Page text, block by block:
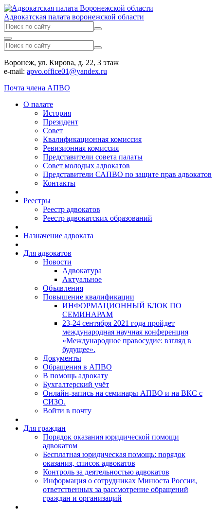
Адвокатская палата воронежской области
Воронеж, ул. Кирова, д. 22, 3 этаж
e-mail: apvo.office01@yandex.ru
Почта члена АПВО
О палате
История
Президент
Совет
Квалификационная комиссия
Ревизионная комиссия
Представители совета палаты
Совет молодых адвокатов
Представители САПВО по защите прав адвокатов
Контакты
Реестры
Реестр адвокатов
Реестр адвокатских образований
Назначение адвоката
Для адвокатов
Новости
Адвокатура
Актуальное
Объявления
Повышение квалификации
ИНФОРМАЦИОННЫЙ БЛОК ПО
СЕМИНАРАМ
23-24 сентября 2021 года пройдет
международная научная конференция
«Международное правосудие: взгляд в
будущее».
Документы
Обращения в АПВО
В помощь адвокату
Бухгалтерский учёт
Онлайн-запись на семинары АПВО и на ВКС с
СИЗО.
Войти в почту
Для граждан
Порядок оказания юридической помощи
адвокатом
Бесплатная юридическая помощь: порядок
оказания, список адвокатов
Контроль за деятельностью адвокатов
Информация о сотрудниках Минюста России,
ответственных за рассмотрение обращений
граждан и организаций